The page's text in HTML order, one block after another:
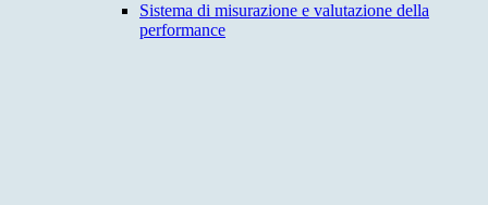
Sistema di misurazione e valutazione della
performance